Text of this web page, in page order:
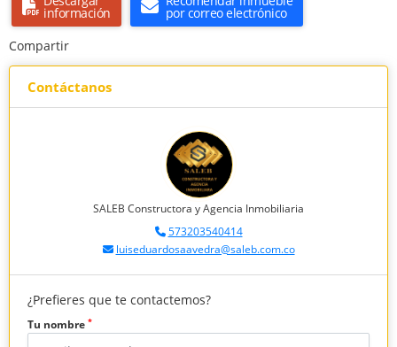
información
por correo electrónico
Compartir
Contáctanos
SALEB Constructora y Agencia Inmobiliaria
573203540414
luiseduardosaavedra@saleb.com.co
¿Prefieres que te contactemos?
Tu nombre *